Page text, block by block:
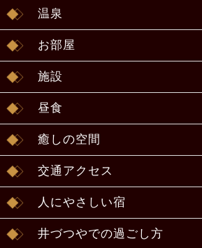
温泉
お部屋
施設
昼食
癒しの空間
交通アクセス
人にやさしい宿
井づつやでの過ごし方